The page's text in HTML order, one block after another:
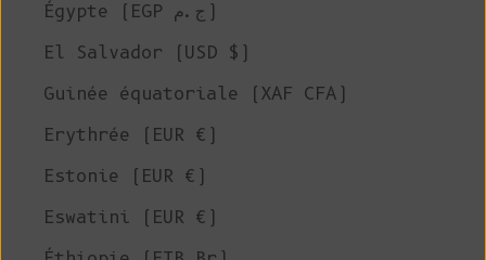
Égypte (EGP ج.م)
El Salvador (USD $)
Guinée équatoriale (XAF CFA)
Erythrée (EUR €)
Estonie (EUR €)
Eswatini (EUR €)